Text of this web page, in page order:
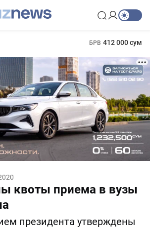
БРВ 412 000 сум
квоты приема в вузы
президента утверждены